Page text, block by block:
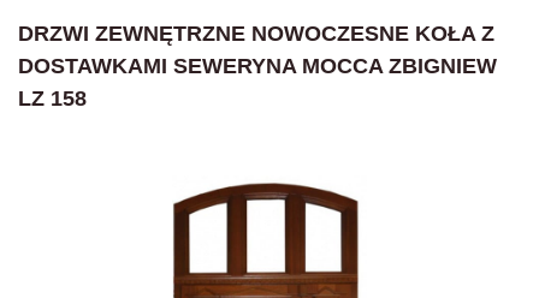
DRZWI ZEWNĘTRZNE NOWOCZESNE KOŁA Z
DOSTAWKAMI SEWERYNA MOCCA ZBIGNIEW
LZ 158